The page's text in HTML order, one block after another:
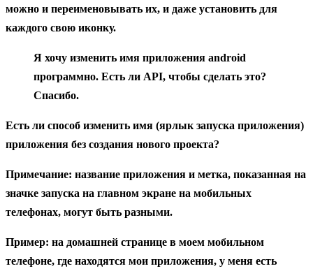
можно и переименовывать их, и даже установить для
каждого свою иконку.
Я хочу изменить имя приложения android
программно. Есть ли API, чтобы сделать это?
Спасибо.
Есть ли способ изменить имя (ярлык запуска приложения)
приложения без создания нового проекта?
Примечание: название приложения и метка, показанная на
значке запуска на главном экране на мобильных
телефонах, могут быть разными.
Пример: на домашней странице в моем мобильном
телефоне, где находятся мои приложения, у меня есть